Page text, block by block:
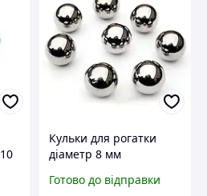
Кульки для рогатки
діаметр 8 мм
(1 шт)
Готово до відправки